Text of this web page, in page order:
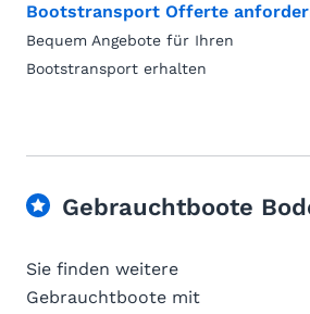
Bootstransport Offerte
Bequem Angebote für Ihren
Bootstransport erhalten
Gebrauchtboote
Sie finden weitere
Gebrauchtboote mit